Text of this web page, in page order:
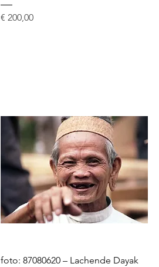
Prijs
€ 200,00
foto: 87080620 – Lachende Dayak